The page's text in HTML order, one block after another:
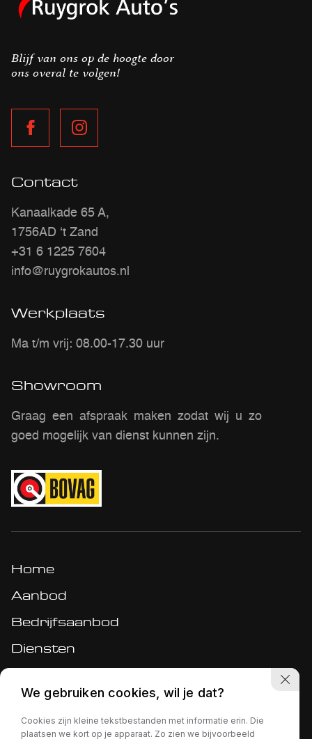
Blijf van ons op de hoogte door
ons overal te volgen!
Contact
Kanaalkade 65 A,
1756AD ‘t Zand
+31 6 1225 7604
info@ruygrokautos.nl
Werkplaats
Ma t/m vrij: 08.00-17.30 uur
Showroom
Graag een afspraak maken zodat wij u zo
goed mogelijk van dienst kunnen zijn.
Home
Aanbod
Bedrijfsaanbod
Diensten
Over ons
Verkocht
We gebruiken cookies, wil je dat?
Cookies zijn kleine tekstbestanden met informatie erin. Die
plaatsen we kort op je apparaat. Zo zien we bijvoorbeeld